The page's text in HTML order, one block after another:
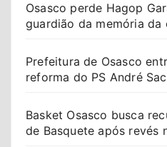
Osasco perde Hagop
guardião da memória da
Prefeitura de Osasco
reforma do PS André
Basket Osasco busca
de Basquete após revés